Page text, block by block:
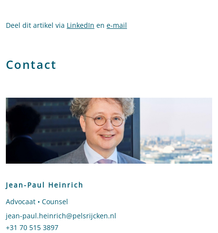
Deel dit artikel via LinkedIn en e-mail
Contact
Jean-Paul Heinrich
Advocaat • Counsel
Stuur een e-mail naar Jean-Paul Heinrich
jean-paul.heinrich@pelsrijcken.nl
Bel naar Jean-Paul Heinrich
+31 70 515 3897